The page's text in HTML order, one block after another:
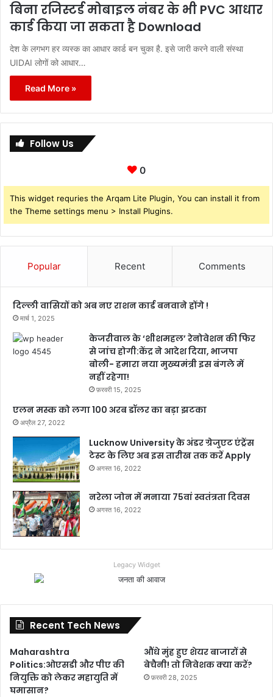
बिना रजिस्टर्ड मोबाइल नंबर के भी PVC आधार
कार्ड किया जा सकता है Download
देश के लगभग हर व्यस्क का आधार कार्ड बन चुका है. इसे जारी करने वाली संस्था
UIDAI लोगों को आधार…
Read More »
Follow Us
0
This widget requries the Arqam Lite Plugin, You can install it from
the Theme settings menu > Install Plugins.
Popular Recent Comments
दिल्ली वासियों को अब नए राशन कार्ड बनवाने होंगे !
मार्च 1, 2025
केजरीवाल के ‘शीशमहल’ रेनोवेशन की फिर
से जांच होगी:केंद्र ने आदेश दिया, भाजपा
बोली- हमारा नया मुख्यमंत्री इस बंगले में
नहीं रहेगा!
फ़रवरी 15, 2025
एलन मस्क को लगा 100 अरब डॉलर का बड़ा झटका
अप्रैल 27, 2022
Lucknow University के अंडर ग्रेजुएट एंट्रेंस
टेस्ट के लिए अब इस तारीख तक करें Apply
अगस्त 16, 2022
नरेला जोन में मनाया 75वां स्वतंत्रता दिवस
अगस्त 16, 2022
Legacy Widget
Recent Tech News
Maharashtra
Politics:ओएसडी और पीए की
नियुक्ति को लेकर महायुति में
घमासान?
औंधे मुंह हुए शेयर बाजारों से
बेचैनी! तो निवेशक क्या करें?
फ़रवरी 28, 2025